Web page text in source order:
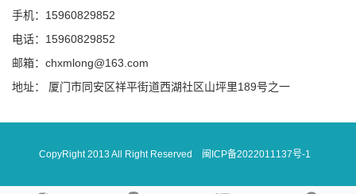
手机：15960829852
电话：15960829852
邮箱：chxmlong@163.com
地址： 厦门市同安区祥平街道西湖社区山坪里189号之一
CopyRight 2013 All Right Reserved 闽ICP备2022011137号-1